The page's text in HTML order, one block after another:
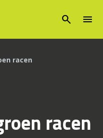
search menu
racen
racen